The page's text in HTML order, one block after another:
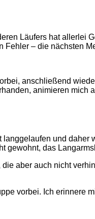
Läufers hat allerlei
Fehler – die nächsten
anschließend
animieren
und
gewohnt, das
aber auch nicht
vorbei. Ich erinnere